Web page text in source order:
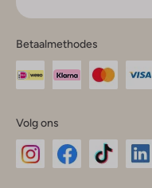
Betaalmethodes
Volg ons